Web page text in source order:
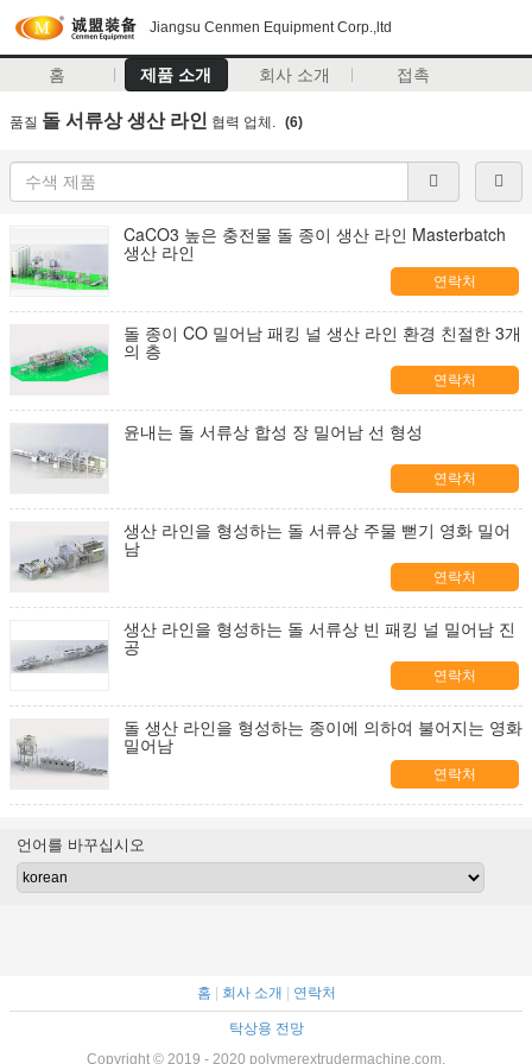
Jiangsu Cenmen Equipment Corp.,ltd
홈 제품 소개 회사 소개 접촉
품질 돌 서류상 생산 라인 협력 업체. (6)
CaCO3 높은 충전물 돌 종이 생산 라인 Masterbatch
생산 라인
연락처
돌 종이 CO 밀어남 패킹 널 생산 라인 환경 친절한 3개
의 층
연락처
윤내는 돌 서류상 합성 장 밀어남 선 형성
연락처
생산 라인을 형성하는 돌 서류상 주물 뻗기 영화 밀어
남
연락처
생산 라인을 형성하는 돌 서류상 빈 패킹 널 밀어남 진
공
연락처
돌 생산 라인을 형성하는 종이에 의하여 불어지는 영화
밀어남
연락처
언어를 바꾸십시오
홈 회사 소개 연락처
탁상용 전망
Copyright © 2019 - 2020 polymerextrudermachine.com.